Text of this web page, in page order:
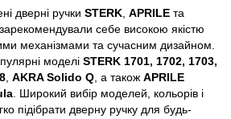
дверні ручки STERK APRILE та
себе високою якістю
механізмами та сучасним дизайном.
моделі STERK 1701, 1702, 1703,
AKRA Solido Q , а також APRILE
. Широкий вибір моделей, кольорів і
підібрати дверну ручку для будь-